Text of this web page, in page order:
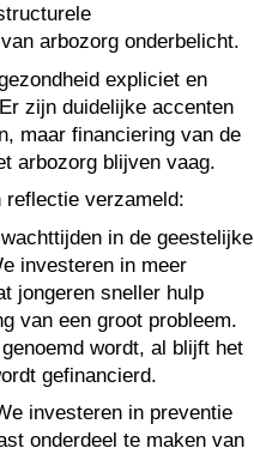
arbozorg onderbelicht.
expliciet en
zijn duidelijke accenten
maar financiering van de
arbozorg blijven vaag.
reflectie verzameld:
wachttijden in de geestelijke
investeren in meer
jongeren sneller hulp
van een groot probleem.
wordt, al blijft het
gefinancierd.
investeren in preventie
onderdeel te maken van